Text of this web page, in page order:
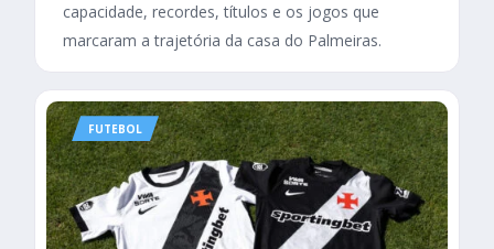
capacidade, recordes, títulos e os jogos que
marcaram a trajetória da casa do Palmeiras.
FUTEBOL